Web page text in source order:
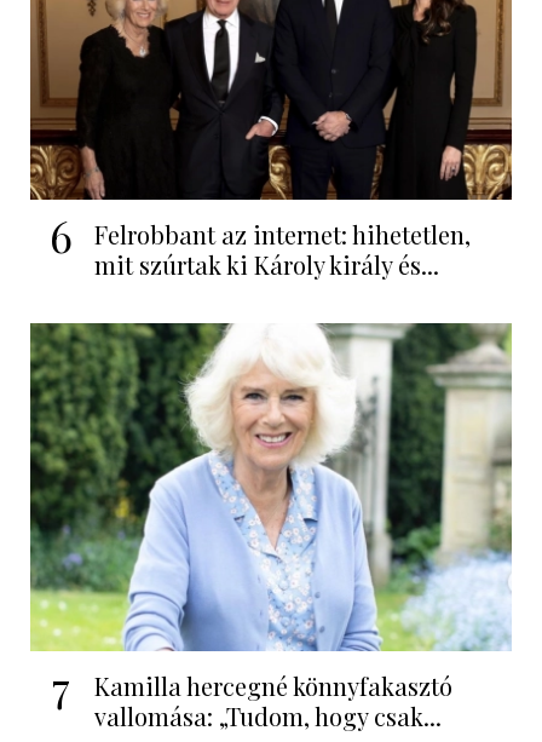
6
Felrobbant az internet: hihetetlen,
mit szúrtak ki Károly király és...
7
Kamilla hercegné könnyfakasztó
vallomása: „Tudom, hogy csak...